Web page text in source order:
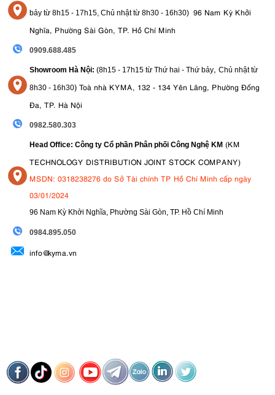
bảy từ 8h15 - 17h15, Chủ nhật từ 8h30 - 16h30) 96 Nam Kỳ Khởi
Nghĩa, Phường Sài Gòn, TP. Hồ Chí Minh
0909.688.485
Showroom Hà Nội: (8h15 - 17h15 từ Thứ hai - Thứ bảy Chủ nhật từ
8h30 - 16h30) Toà nhà KYMA, 132 - 134 Yên Lãng, Phường Đống
Đa, TP. Hà Nội
0982.580.303
Head Office: Công ty Cổ phần Phân phối Công Nghệ KM (KM
TECHNOLOGY DISTRIBUTION JOINT STOCK COMPANY)
MSDN: 0318238276 do Sở Tài chính TP Hồ Chí Minh cấp ngày
03/01/2024
96 Nam Kỳ Khởi Nghĩa, Phường Sài Gòn, TP. Hồ Chí Minh
0984.895.050
info@kyma.vn